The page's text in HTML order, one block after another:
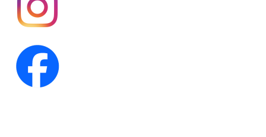
第18回人形供養祭
第16回人形供養祭
第15回人形供養祭